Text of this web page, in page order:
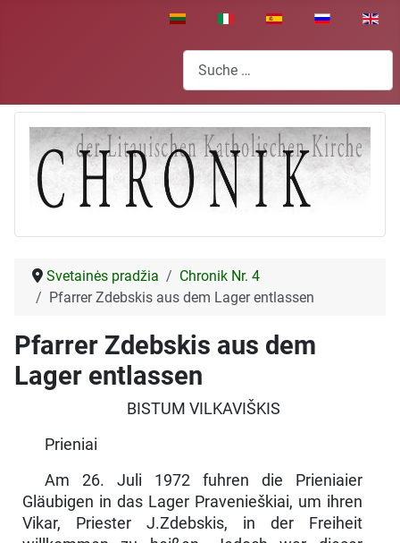
Sprache auswählen
Suchen
Svetainės pradžia
Chronik Nr. 4
Pfarrer Zdebskis aus dem Lager entlassen
Pfarrer Zdebskis aus dem
Lager entlassen
BISTUM VILKAVIŠKIS
Prieniai
Am 26. Juli 1972 fuhren die Prieniaier
Gläubigen in das Lager Pravenieškiai, um ihren
Vikar, Priester J.Zdebskis, in der Freiheit